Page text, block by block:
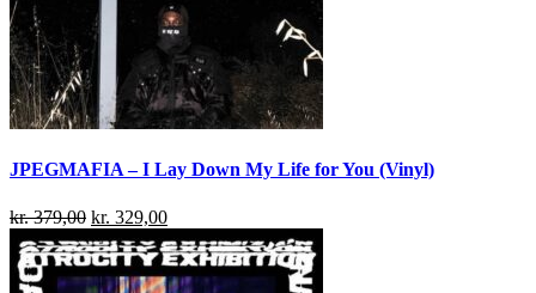
JPEGMAFIA – I Lay Down My Life for You (Vinyl)
kr.379,00 kr. 329,00